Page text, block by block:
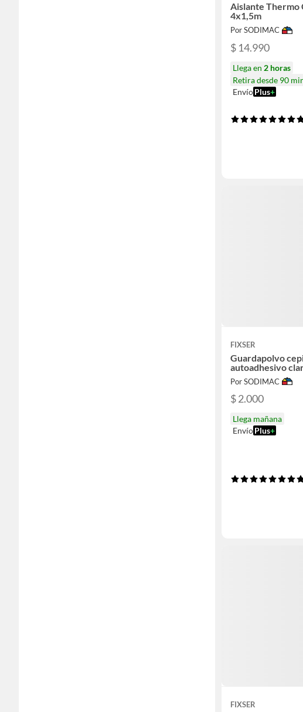
Aislante Thermo
4x1,5m
Por SODIMAC
$ 14.990
Llega en 2 horas
Retira desde 90
EnvíoPlus+
FIXSER
Guardapolvo
autoadhesivo
Por SODIMAC
$ 2.000
Llega mañana
EnvíoPlus+
FIXSER